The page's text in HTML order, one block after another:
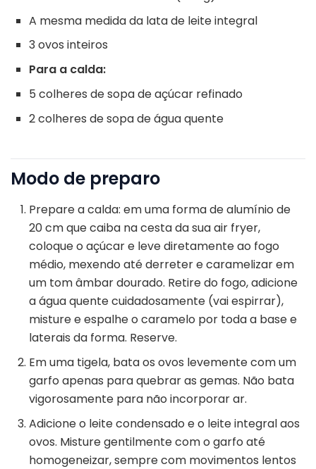
A mesma medida da lata de leite integral
3 ovos inteiros
Para a calda:
5 colheres de sopa de açúcar refinado
2 colheres de sopa de água quente
Modo de preparo
Prepare a calda: em uma forma de alumínio de
20 cm que caiba na cesta da sua air fryer,
coloque o açúcar e leve diretamente ao fogo
médio, mexendo até derreter e caramelizar em
um tom âmbar dourado. Retire do fogo, adicione
a água quente cuidadosamente (vai espirrar),
misture e espalhe o caramelo por toda a base e
laterais da forma. Reserve.
Em uma tigela, bata os ovos levemente com um
garfo apenas para quebrar as gemas. Não bata
vigorosamente para não incorporar ar.
Adicione o leite condensado e o leite integral aos
ovos. Misture gentilmente com o garfo até
homogeneizar, sempre com movimentos lentos